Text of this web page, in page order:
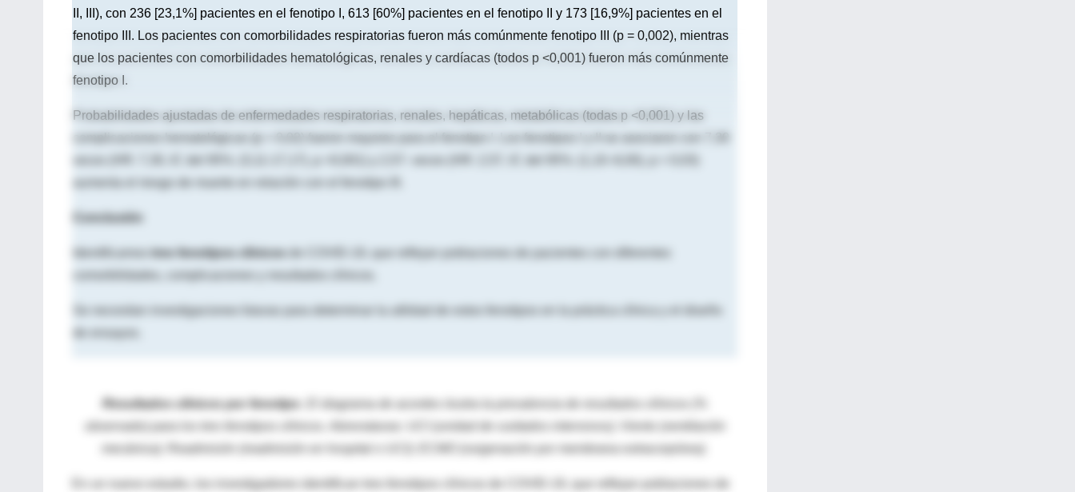
II, III), con 236 [23,1%] pacientes en el fenotipo I, 613 [60%] pacientes en el fenotipo II y 173 [16,9%] pacientes en el
fenotipo III. Los pacientes con comorbilidades respiratorias fueron más comúnmente fenotipo III (p = 0,002), mientras
que los pacientes con comorbilidades hematológicas, renales y cardíacas (todos p <0,001) fueron más comúnmente
fenotipo I.
Probabilidades ajustadas de enfermedades respiratorias, renales, hepáticas, metabólicas (todas p <0,001) y las
complicaciones hematológicas (p = 0,02) fueron mayores para el fenotipo I. Los fenotipos I y II se asociaron con 7,30
aumenta el riesgo de muerte en relación con el fenotipo III.
Conclusión
tres fenotipos clínicos
Se necesitan investigaciones futuras para determinar la utilidad de estos fenotipos en la práctica clínica y el diseño
Resultados clínicos por fenotipo
. El diagrama de acordes ilustra la prevalencia de resultados clínicos (%
mecánica); Readmisión (readmisión en hospital o UCI); ECMO (oxigenación por membrana extracorpórea).
En un nuevo estudio, los investigadores identifican tres fenotipos clínicos de COVID-19, que reflejan poblaciones de